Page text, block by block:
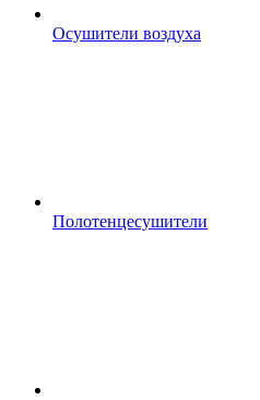
Осушители воздуха
Полотенцесушители